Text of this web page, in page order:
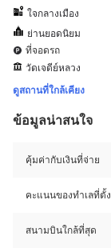
ใจกลางเมือง
ย่านยอดนิยม
ที่จอดรถ
วัดเจดีย์หลวง
ดูสถานที่ใกล้เคียง
ข้อมูลน่าสนใจ
คุ้มค่ากับเงินที่จ่าย
คะแนนของทำเลที่ตั้ง
สนามบินใกล้ที่สุด